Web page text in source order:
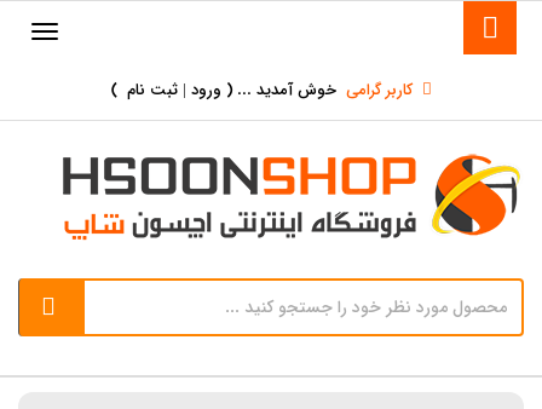
کاربر گرامی خوش آمدید ... ( ورود | ثبت نام )